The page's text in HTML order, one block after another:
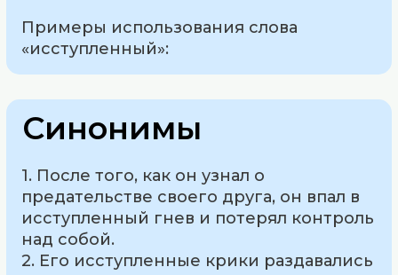
Примеры использования слова
«исступленный»:
Синонимы
1. После того, как он узнал о
предательстве своего друга, он впал в
исступленный гнев и потерял контроль
над собой.
2. Его исступленные крики раздавались